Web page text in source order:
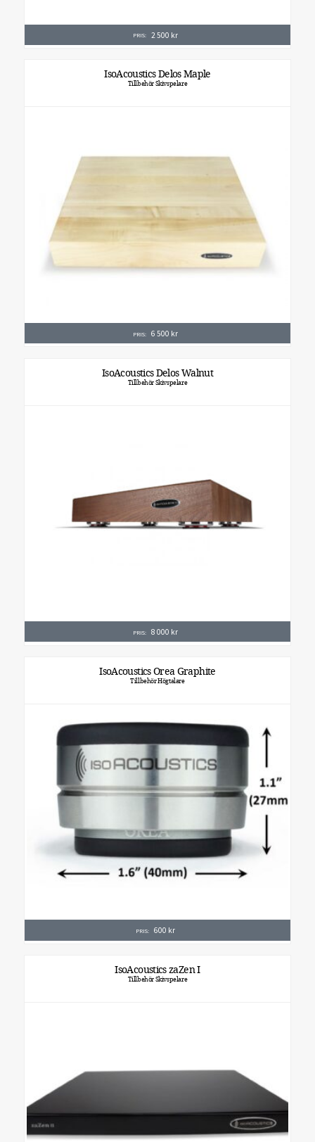
PRIS: 2 500 kr
IsoAcoustics Delos Maple
Tillbehör Skivspelare
PRIS: 6 500 kr
IsoAcoustics Delos Walnut
Tillbehör Skivspelare
PRIS: 8 000 kr
IsoAcoustics Orea Graphite
Tillbehör Högtalare
PRIS: 600 kr
IsoAcoustics zaZen I
Tillbehör Skivspelare